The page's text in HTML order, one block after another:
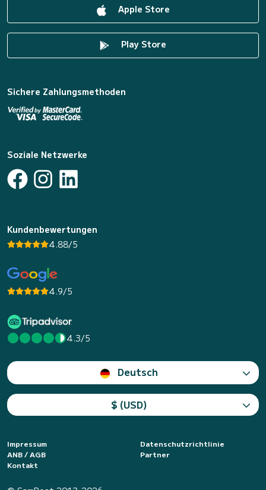
Apple Store
Play Store
Sichere Zahlungsmethoden
Soziale Netzwerke
Kundenbewertungen
4.88/5
4.9/5
4.3/5
Deutsch
$ (USD)
Impressum
Datenschutzrichtlinie
ANB / AGB
Partner
Kontakt